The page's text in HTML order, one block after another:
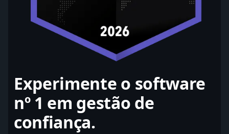
Experimente o software
nº 1 em gestão de
confiança.